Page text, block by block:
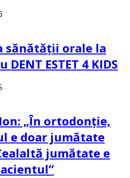
sănătății orale la
ESTET 4 KIDS
„În ortodonție,
e doar jumătate
jumătate e